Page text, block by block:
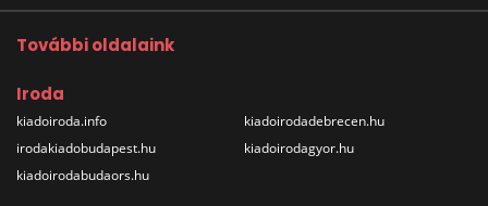
További oldalaink
Iroda
kiadoiroda.info
irodakiadobudapest.hu
kiadoirodabudaors.hu
kiadoirodadebrecen.hu
kiadoirodagyor.hu